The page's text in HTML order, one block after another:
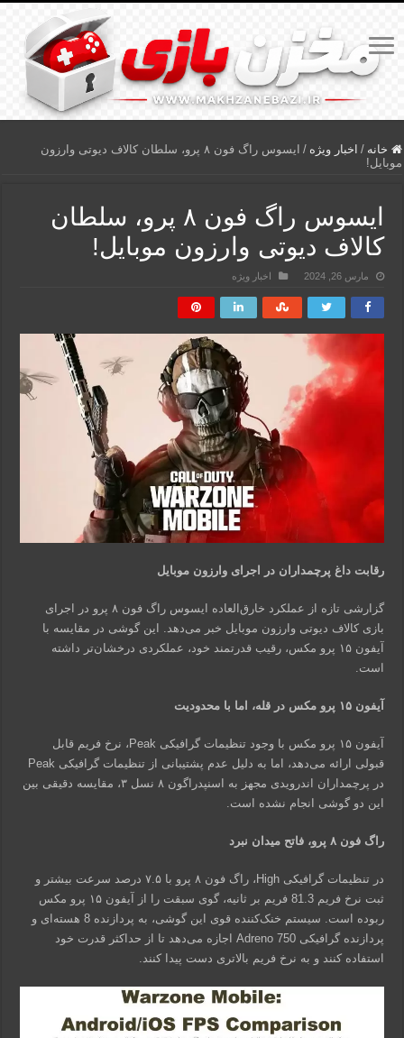
خانه / اخبار ویژه /
ایسوس راگ فون ۸ پرو، سلطان کالاف دیوتی وارزون
موبایل!
ایسوس راگ فون ۸ پرو، سلطان
کالاف دیوتی وارزون موبایل!
مارس 26, 2024 اخبار ویژه
رقابت داغ پرچمداران در اجرای وارزون موبایل
گزارشی تازه از عملکرد خارق‌العاده ایسوس راگ فون ۸ پرو در اجرای
بازی کالاف دیوتی وارزون موبایل خبر می‌دهد. این گوشی در مقایسه با
آیفون ۱۵ پرو مکس، رقیب قدرتمند خود، عملکردی درخشان‌تر داشته
است.
آیفون ۱۵ پرو مکس در قله، اما با محدودیت
آیفون ۱۵ پرو مکس با وجود تنظیمات گرافیکی Peak، نرخ فریم قابل
قبولی ارائه می‌دهد، اما به دلیل عدم پشتیبانی از تنظیمات گرافیکی Peak
در پرچمداران اندرویدی مجهز به اسنپدراگون ۸ نسل ۳، مقایسه دقیقی بین
این دو گوشی انجام نشده است.
راگ فون ۸ پرو، فاتح میدان نبرد
در تنظیمات گرافیکی High، راگ فون ۸ پرو با ۷.۵ درصد سرعت بیشتر و
ثبت نرخ فریم 81.3 فریم بر ثانیه، گوی سبقت را از آیفون ۱۵ پرو مکس
ربوده است. سیستم خنک‌کننده قوی این گوشی، به پردازنده 8 هسته‌ای و
پردازنده گرافیکی Adreno 750 اجازه می‌دهد تا از حداکثر قدرت خود
استفاده کنند و به نرخ فریم بالاتری دست پیدا کنند.